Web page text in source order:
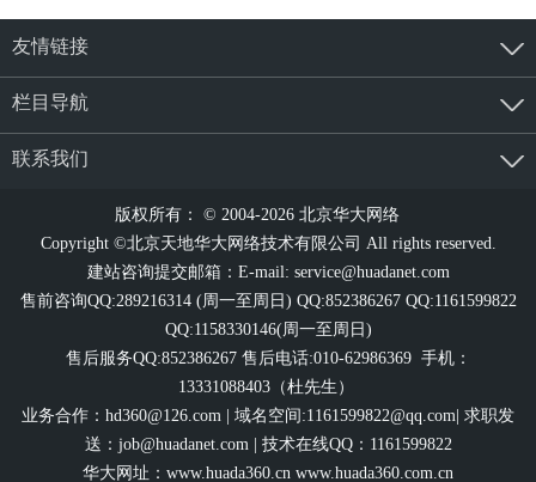
友情链接
栏目导航
联系我们
版权所有： © 2004-2026 北京华大网络
Copyright ©北京天地华大网络技术有限公司 All rights reserved.
建站咨询提交邮箱：E-mail: service@huadanet.com
售前咨询QQ:289216314 (周一至周日) QQ:852386267 QQ:1161599822
QQ:1158330146(周一至周日)
售后服务QQ:852386267 售后电话:010-62986369 手机：
13331088403（杜先生）
业务合作： hd360@126.com | 域名空间:1161599822@qq.com| 求职发
送： job@huadanet.com | 技术在线QQ：1161599822
华大网址： www.huada360.cn www.huada360.com.cn